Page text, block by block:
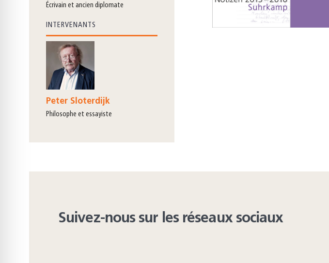
écrivain et ancien diplomate
INTERVENANTS
Peter Sloterdijk
philosophe et essayiste
Suivez-nous sur les réseaux sociaux